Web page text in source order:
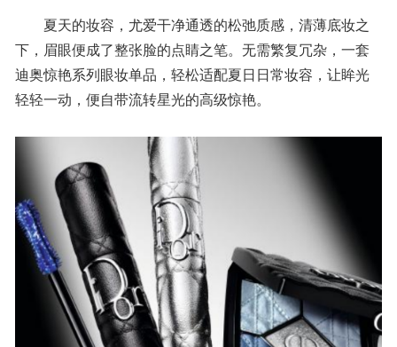
夏天的妆容，尤爱干净通透的松弛质感，清薄底妆之
下，眉眼便成了整张脸的点睛之笔。无需繁复冗杂，一套
迪奥惊艳系列眼妆单品，轻松适配夏日日常妆容，让眸光
轻轻一动，便自带流转星光的高级惊艳。